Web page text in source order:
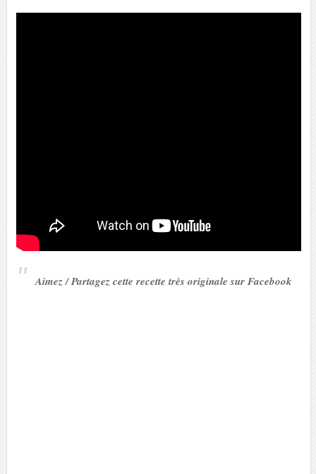
Aimez / Partagez cette recette très originale sur Facebook